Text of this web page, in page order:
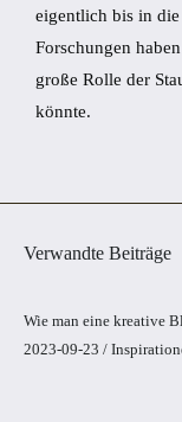
eigentlich bis in
Forschungen
große Rolle der
könnte.
Verwandte Beiträge
Wie man eine kreative
2023-09-23 /